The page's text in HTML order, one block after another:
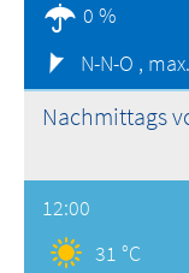
0 %
N-N-O ,
Nachmittags
12:00
31 °C